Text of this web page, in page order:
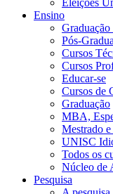
Eleições
Ensino
Pós-
Cursos
Cursos
Educar-se
Cursos de
Graduação
MBA,
Mestrado
UNISC
Todos os
Núcleo de
Pesquisa